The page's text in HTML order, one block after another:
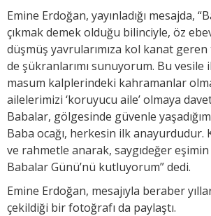
Emine Erdoğan, yayınladığı mesajda,
çıkmak demek olduğu bilinciyle, öz
düşmüş yavrularımıza kol kanat
de şükranlarımı sunuyorum. Bu vesile
masum kalplerindeki kahramanlar
ailelerimizi ‘koruyucu aile’ olmaya
Babalar, gölgesinde güvenle
Baba ocağı, herkesin ilk anayurdudur.
ve rahmetle anarak, saygıdeğer
Babalar Günü’nü kutluyorum” dedi.
Emine Erdoğan, mesajıyla beraber
çekildiği bir fotoğrafı da paylaştı.